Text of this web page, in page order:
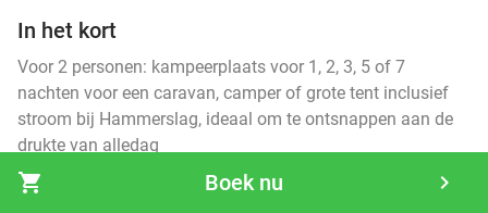
In het kort
Voor 2 personen: kampeerplaats voor 1, 2, 3, 5 of 7
nachten voor een caravan, camper of grote tent inclusief
stroom bij Hammerslag, ideaal om te ontsnappen aan de
drukte van alledag
shopping_cart navigate_next
Boek nu